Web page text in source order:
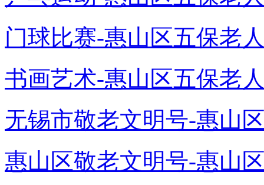
门球比赛-惠山区五保老
书画艺术-惠山区五保老
无锡市敬老文明号-惠山
惠山区敬老文明号-惠山